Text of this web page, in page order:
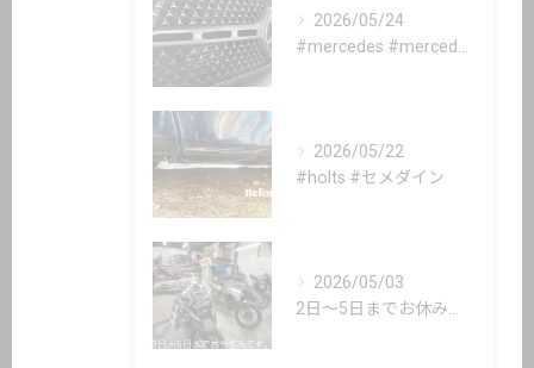
2026/05/24
2026/05/22
#holts #セメダイン
2026/05/03